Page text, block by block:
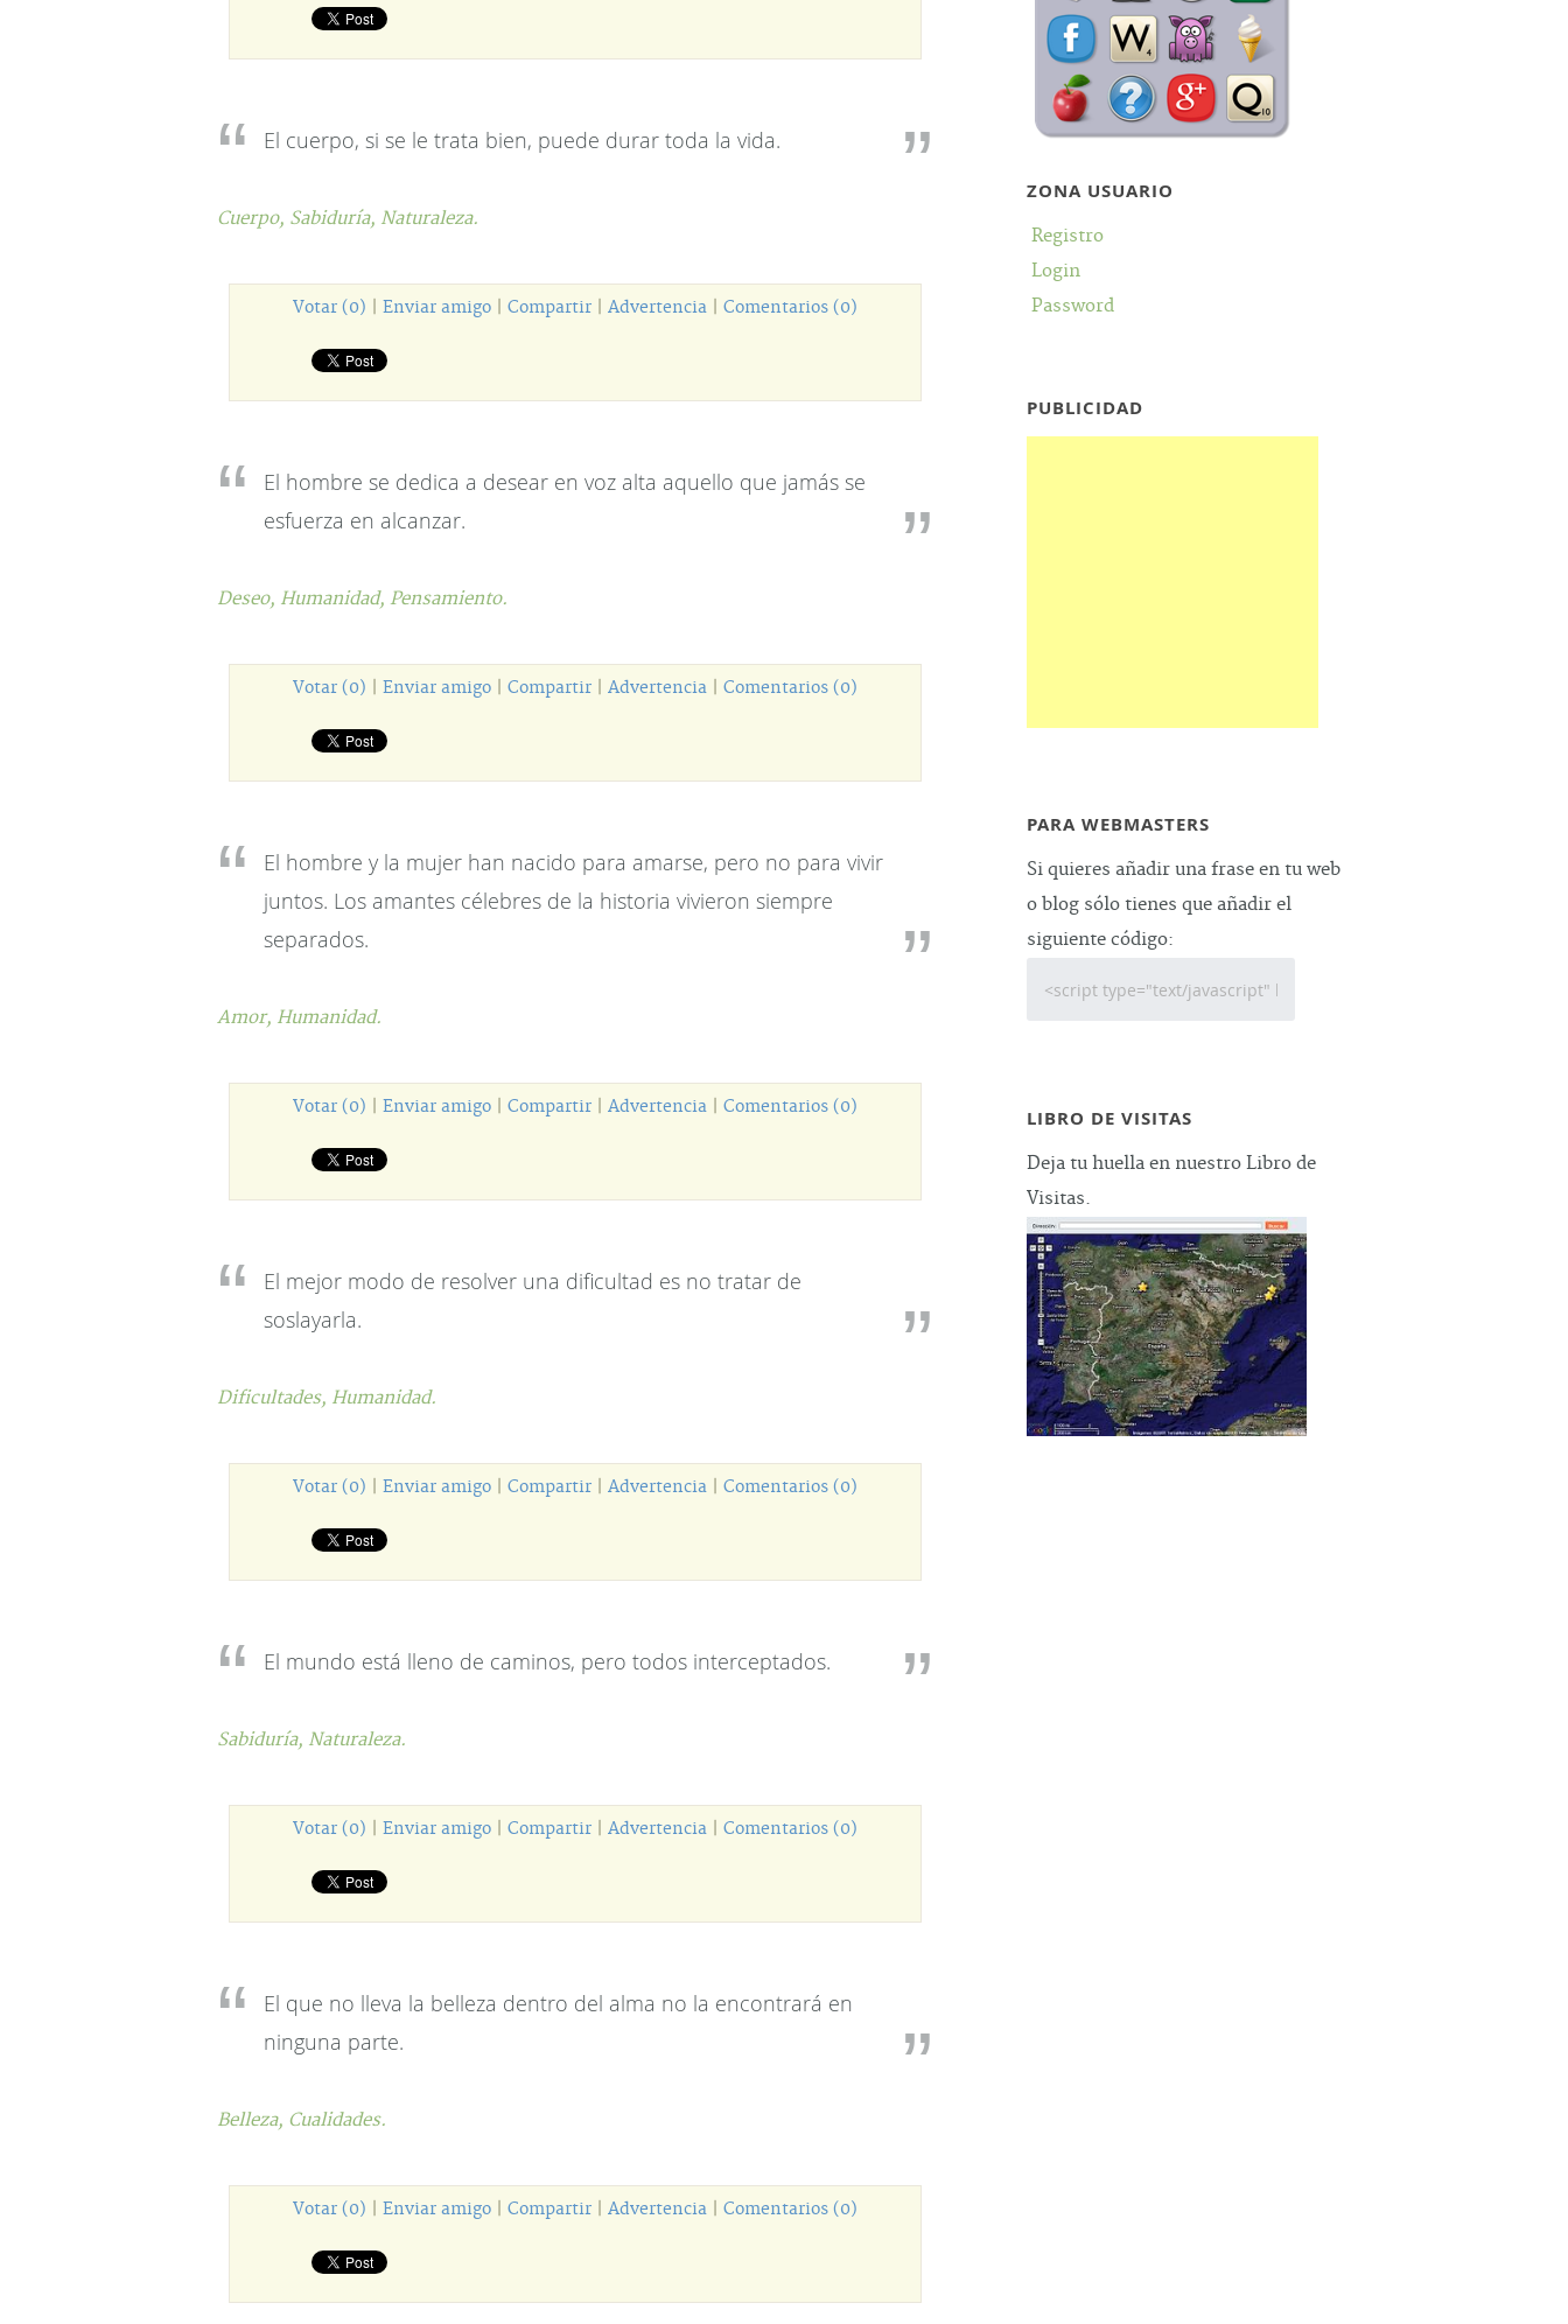
El cuerpo, si se le trata bien, puede durar toda la vida.
Cuerpo, Sabiduría, Naturaleza.
Votar (0) Enviar amigo Compartir Advertencia Comentarios (0)
El hombre se dedica a desear en voz alta aquello que jamás se
esfuerza en alcanzar.
Deseo, Humanidad, Pensamiento.
Votar (0) Enviar amigo Compartir Advertencia Comentarios (0)
El hombre y la mujer han nacido para amarse, pero no para vivir
juntos. Los amantes célebres de la historia vivieron siempre
separados.
Amor, Humanidad.
Votar (0) Enviar amigo Compartir Advertencia Comentarios (0)
El mejor modo de resolver una dificultad es no tratar de
soslayarla.
Dificultades, Humanidad.
Votar (0) Enviar amigo Compartir Advertencia Comentarios (0)
El mundo está lleno de caminos, pero todos interceptados.
Sabiduría, Naturaleza.
Votar (0) Enviar amigo Compartir Advertencia Comentarios (0)
El que no lleva la belleza dentro del alma no la encontrará en
ninguna parte.
Belleza, Cualidades.
Votar (0) Enviar amigo Compartir Advertencia Comentarios (0)
ZONA USUARIO
Registro
Login
Password
PUBLICIDAD
PARA WEBMASTERS
Si quieres añadir una frase en tu web
o blog sólo tienes que añadir el
siguiente código:
LIBRO DE VISITAS
Deja tu huella en nuestro Libro de
Visitas.